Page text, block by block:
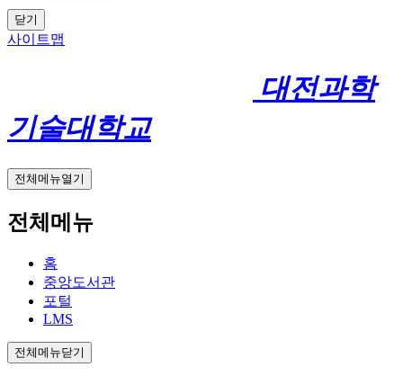
닫기
사이트맵
대전과학
기술대학교
전체메뉴열기
전체메뉴
홈
중앙도서관
포털
LMS
전체메뉴닫기